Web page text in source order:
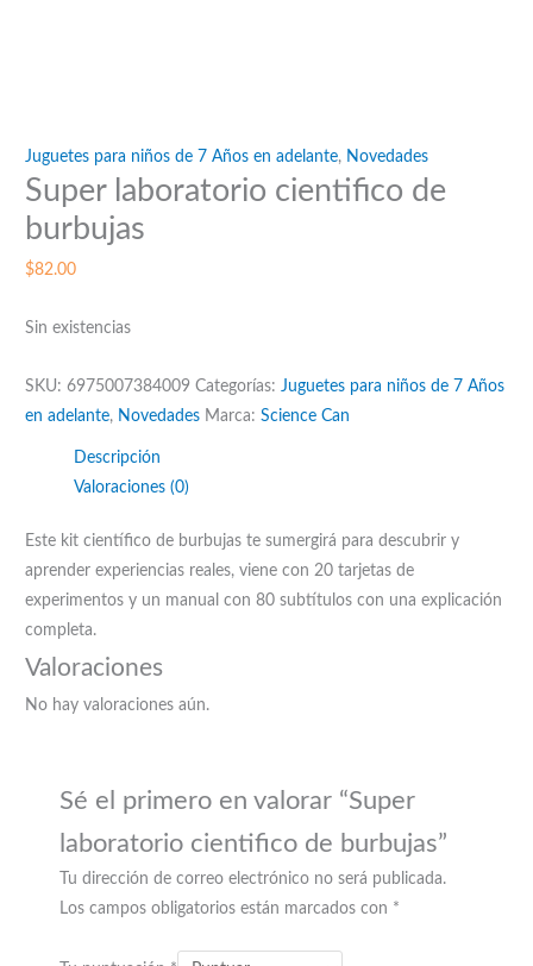
Juguetes para niños de 7 Años en adelante, Novedades
Super laboratorio cientifico de
burbujas
$82.00
Sin existencias
SKU:6975007384009 Categorías: Juguetes para niños de 7 Años
en adelante, Novedades Marca:Science Can
Descripción
Valoraciones (0)
Este kit científico de burbujas te sumergirá para descubrir y
aprender experiencias reales, viene con 20 tarjetas de
experimentos y un manual con 80 subtítulos con una explicación
completa.
Valoraciones
No hay valoraciones aún.
Sé el primero en valorar “Super
laboratorio cientifico de burbujas”
Tu dirección de correo electrónico no será publicada.
Los campos obligatorios están marcados con *